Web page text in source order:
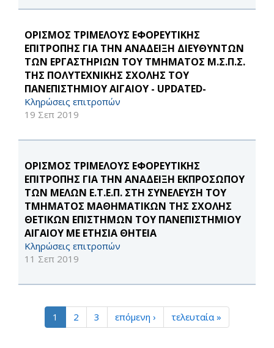
ΟΡΙΣΜΟΣ ΤΡΙΜΕΛΟΥΣ ΕΦΟΡΕΥΤΙΚΗΣ
ΕΠΙΤΡΟΠΗΣ ΓΙΑ ΤΗΝ ΑΝΑΔΕΙΞΗ ΔΙΕΥΘΥΝΤΩΝ
ΤΩΝ ΕΡΓΑΣΤΗΡΙΩΝ ΤΟΥ ΤΜΗΜΑΤΟΣ Μ.Σ.Π.Σ.
ΤΗΣ ΠΟΛΥΤΕΧΝΙΚΗΣ ΣΧΟΛΗΣ ΤΟΥ
ΠΑΝΕΠΙΣΤΗΜΙΟΥ ΑΙΓΑΙΟΥ - UPDATED-
Κληρώσεις επιτροπών
19 Σεπ 2019
ΟΡΙΣΜΟΣ ΤΡΙΜΕΛΟΥΣ ΕΦΟΡΕΥΤΙΚΗΣ
ΕΠΙΤΡΟΠΗΣ ΓΙΑ ΤΗΝ ΑΝΑΔΕΙΞΗ ΕΚΠΡΟΣΩΠΟΥ
ΤΩΝ ΜΕΛΩΝ Ε.Τ.Ε.Π. ΣΤΗ ΣΥΝΕΛΕΥΣΗ ΤΟΥ
ΤΜΗΜΑΤΟΣ ΜΑΘΗΜΑΤΙΚΩΝ ΤΗΣ ΣΧΟΛΗΣ
ΘΕΤΙΚΩΝ ΕΠΙΣΤΗΜΩΝ ΤΟΥ ΠΑΝΕΠΙΣΤΗΜΙΟΥ
ΑΙΓΑΙΟΥ ΜΕ ΕΤΗΣΙΑ ΘΗΤΕΙΑ
Κληρώσεις επιτροπών
11 Σεπ 2019
1 2 3 επόμενη › τελευταία »